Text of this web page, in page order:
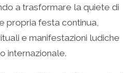
a trasformare la quiete di
propria festa continua,
e manifestazioni ludiche
internazionale.